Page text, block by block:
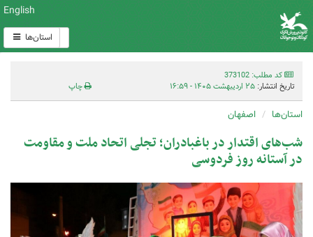
English
استان‌ها
کد مطلب: 373102
تاریخ انتشار: ۲۵ اردیبهشت ۱۴۰۵ - ۱۶:۵۹ چاپ
استان‌ها اصفهان
شب‌های اقتدار در باغبادران؛ تجلی اتحاد ملت و مقاومت
در آستانه روز فردوسی